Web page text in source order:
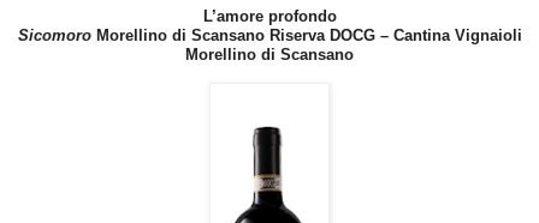
L’amore profondo
SicomoroMorellino di Scansano Riserva DOCG – Cantina Vignaioli
Morellino di Scansano